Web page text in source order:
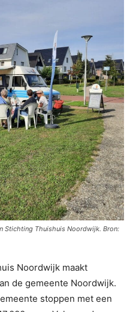
Stichting Thuishuis Noordwijk. Bron:
Noordwijk maakt
de gemeente Noordwijk.
stoppen met een